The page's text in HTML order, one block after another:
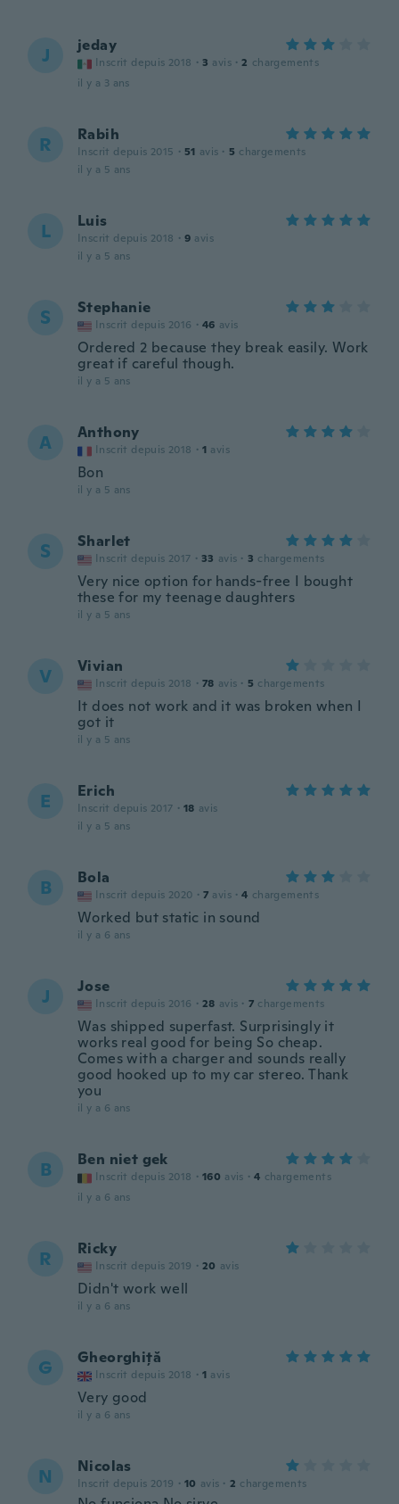
J jeday
Inscrit depuis 2018 · 3 avis · 2 chargements
il y a 3 ans
R Rabih
Inscrit depuis 2015 · 51 avis · 5 chargements
il y a 5 ans
L Luis
Inscrit depuis 2018 · 9 avis
il y a 5 ans
S Stephanie
Inscrit depuis 2016 · 46 avis
Ordered 2 because they break easily. Work
great if careful though.
il y a 5 ans
A Anthony
Inscrit depuis 2018 · 1 avis
Bon
il y a 5 ans
S Sharlet
Inscrit depuis 2017 · 33 avis · 3 chargements
Very nice option for hands-free I bought
these for my teenage daughters
il y a 5 ans
V Vivian
Inscrit depuis 2018 · 78 avis · 5 chargements
It does not work and it was broken when I
got it
il y a 5 ans
E Erich
Inscrit depuis 2017 · 18 avis
il y a 5 ans
B Bola
Inscrit depuis 2020 · 7 avis · 4 chargements
Worked but static in sound
il y a 6 ans
J Jose
Inscrit depuis 2016 · 28 avis · 7 chargements
Was shipped superfast. Surprisingly it
works real good for being So cheap.
Comes with a charger and sounds really
good hooked up to my car stereo. Thank
you
il y a 6 ans
B Ben niet gek
Inscrit depuis 2018 · 160 avis · 4 chargements
il y a 6 ans
R Ricky
Inscrit depuis 2019 · 20 avis
Didn't work well
il y a 6 ans
G Gheorghiță
Inscrit depuis 2018 · 1 avis
Very good
il y a 6 ans
N Nicolas
Inscrit depuis 2019 · 10 avis · 2 chargements